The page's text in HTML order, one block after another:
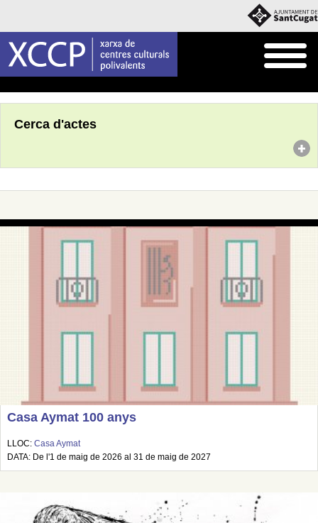
Cerca d'actes
Casa Aymat 100 anys
LLOC: Casa Aymat
DATA: De l'1 de maig de 2026 al 31 de maig de 2027